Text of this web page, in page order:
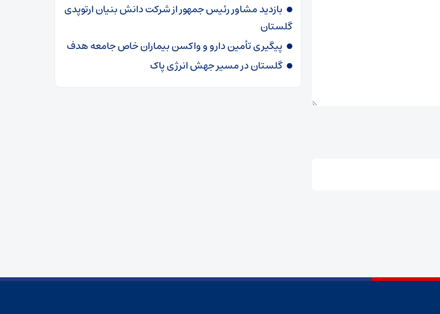
بازدید مشاور رئیس جمهور از شرکت دانش بنیان ارتوپدی
گلستان
پیگیری تأمین دارو و واکسن بیماران خاص جامعه هدف
گلستان در مسیر جهش انرژی پاک